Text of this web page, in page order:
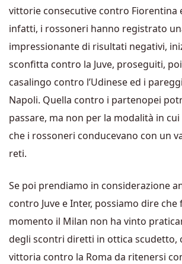
vittorie consecutive contro Fiorentina
infatti, i rossoneri hanno registrato
impressionante di risultati negativi,
sconfitta contro la Juve, proseguiti,
casalingo contro l’Udinese ed i
Napoli. Quella contro i partenopei
passare, ma non per la modalità in
che i rossoneri conducevano con un
reti.
Se poi prendiamo in considerazione
contro Juve e Inter, possiamo dire che
momento il Milan non ha vinto
degli scontri diretti in ottica scudetto,
vittoria contro la Roma da ritenersi